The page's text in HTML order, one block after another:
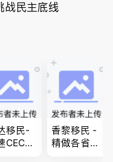
战民主底线
移民-
CEC&P
香黎移民 -
精做各省省